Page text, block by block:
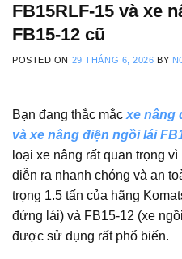
FB15RLF-15 và xe
FB15-12 cũ
POSTED ON 29 THÁNG 6, 2026 BY
Bạn đang thắc mắc xe nâng
và xe nâng điện ngồi lái
loại xe nâng rất quan trọng
diễn ra nhanh chóng và an
trọng 1.5 tấn của hãng
đứng lái) và FB15-12 (xe
được sử dụng rất phổ biến.